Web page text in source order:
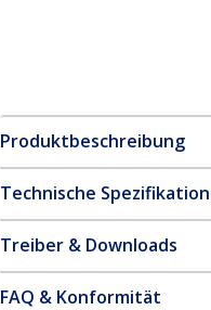
Produktbeschreibung
Technische
Treiber & Downloads
FAQ & Konformität